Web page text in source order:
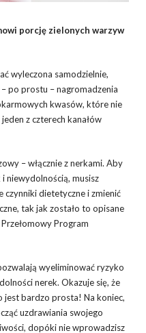
porcję zielonych warzyw
wyleczona samodzielnie,
po prostu – nagromadzenia
kwasów, które nie
z czterech kanałów
– włącznie z nerkami. Aby
niewydolnością, musisz
czynniki dietetyczne i zmienić
tak jak zostało to opisane
Program
wyeliminować ryzyko
nerek. Okazuje się, że
jest bardzo prosta! Na koniec,
uzdrawiania swojego
dopóki nie wprowadzisz